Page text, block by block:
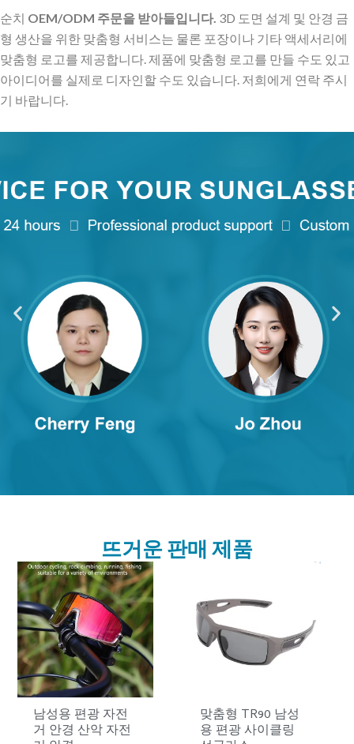
순치 OEM/ODM 주문을 받아들입니다. 3D 도면 설계 및 안경 금
형 생산을 위한 맞춤형 서비스는 물론 포장이나 기타 액세서리에
맞춤형 로고를 제공합니다. 제품에 맞춤형 로고를 만들 수도 있고
아이디어를 실제로 디자인할 수도 있습니다. 저희에게 연락 주시
기 바랍니다.
뜨거운 판매 제품
남성용 편광 자전
거 안경 산악 자전
맞춤형 TR90 남성
용 편광 사이클링